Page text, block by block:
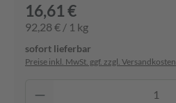
16,61 €
92,28 € / 1 kg
sofort lieferbar
Preise inkl. MwSt. ggf. zzgl. Versandkosten